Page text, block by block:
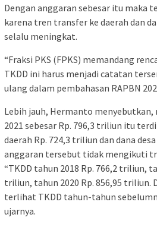
Dengan anggaran sebesar itu maka
karena tren transfer ke daerah dan
selalu meningkat.
“Fraksi PKS (FPKS) memandang
TKDD ini harus menjadi catatan
ulang dalam pembahasan RAPBN
Lebih jauh, Hermanto menyebutkan,
2021 sebesar Rp. 796,3 triliun itu
daerah Rp. 724,3 triliun dan dana
anggaran tersebut tidak mengikuti
“TKDD tahun 2018 Rp. 766,2 triliun,
triliun, tahun 2020 Rp. 856,95 triliun.
terlihat TKDD tahun-tahun
ujarnya.